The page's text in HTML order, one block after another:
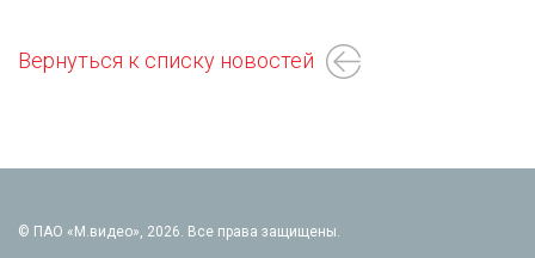
Вернуться к списку новостей
© ПАО «М.видео», 2026. Все права защищены.